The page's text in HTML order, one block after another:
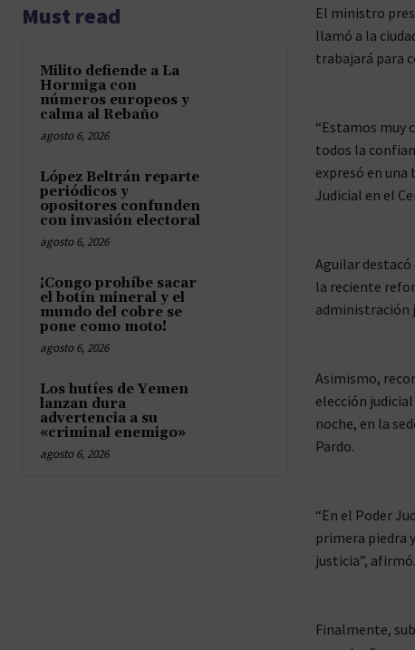
Must read
Milito defiende a La
Hormiga con
números europeos y
calma al Rebaño
agosto 6, 2026
López Beltrán reparte
periódicos y
opositores confunden
con invasión electoral
agosto 6, 2026
¡Congo prohíbe sacar
el botín mineral y el
mundo del cobre se
pone como moto!
agosto 6, 2026
Los hutíes de Yemen
lanzan dura
advertencia a su
«criminal enemigo»
agosto 6, 2026
El ministro
llamó a la
trabajará para
“Estamos muy
todos la
expresó en
Judicial en el
Aguilar
la reciente
administración
Asimismo,
elección
noche, en la
Pardo.
“En el Poder
primera piedra
justicia”, afirmó.
Finalmente,